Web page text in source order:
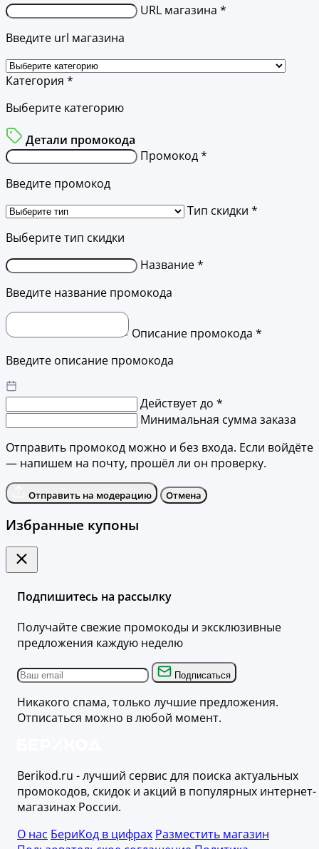
URL магазина *
Введите url магазина
Категория *
Выберите категорию
Детали промокода
Промокод *
Введите промокод
Тип скидки *
Выберите тип скидки
Название *
Введите название промокода
Описание промокода *
Введите описание промокода
Действует до *
Минимальная сумма заказа
Отправить промокод можно и без входа. Если войдёте
— напишем на почту, прошёл ли он проверку.
Отправить на модерацию Отмена
Избранные купоны
Подпишитесь на рассылку
Получайте свежие промокоды и эксклюзивные
предложения каждую неделю
Подписаться
Никакого спама, только лучшие предложения.
Отписаться можно в любой момент.
Berikod.ru - лучший сервис для поиска актуальных
промокодов, скидок и акций в популярных интернет-
магазинах России.
О нас БериКод в цифрах Разместить магазин